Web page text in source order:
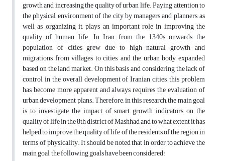
growth and increasing the quality of urban life. Paying attention to
the physical environment of the city by managers and planners, as
well as organizing it, plays an important role in improving the
quality of human life. In Iran, from the 1340s onwards, the
population of cities grew due to high natural growth and
migrations from villages to cities, and the urban body expanded
based on the land market. On this basis and considering the lack of
control in the overall development of Iranian cities, this problem
has become more apparent and always requires the evaluation of
urban development plans. Therefore, in this research, the main goal
is to investigate the impact of smart growth indicators on the
quality of life in the 8th district of Mashhad and to what extent it has
helped to improve the quality of life of the residents of the region in
terms of physicality. It should be noted that in order to achieve the
main goal, the following goals have been considered: